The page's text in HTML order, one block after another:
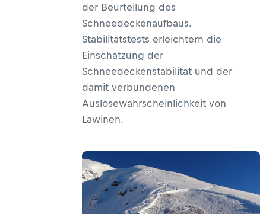
der Beurteilung des
Schneedeckenaufbaus.
Stabilitätstests erleichtern die
Einschätzung der
Schneedeckenstabilität und der
damit verbundenen
Auslösewahrscheinlichkeit von
Lawinen.